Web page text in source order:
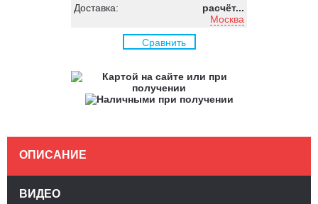
Доставка:
расчёт...
Москва
Сравнить
ОПИСАНИЕ
ВИДЕО